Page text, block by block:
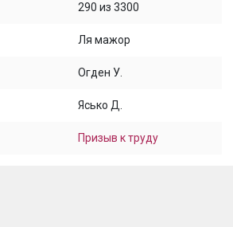
290 из 3300
Ля мажор
Огден У.
Ясько Д.
Призыв к труду